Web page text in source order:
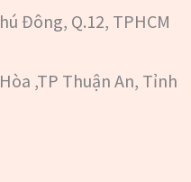
Đông, Q.12, TPHCM
,TP Thuận An, Tỉnh